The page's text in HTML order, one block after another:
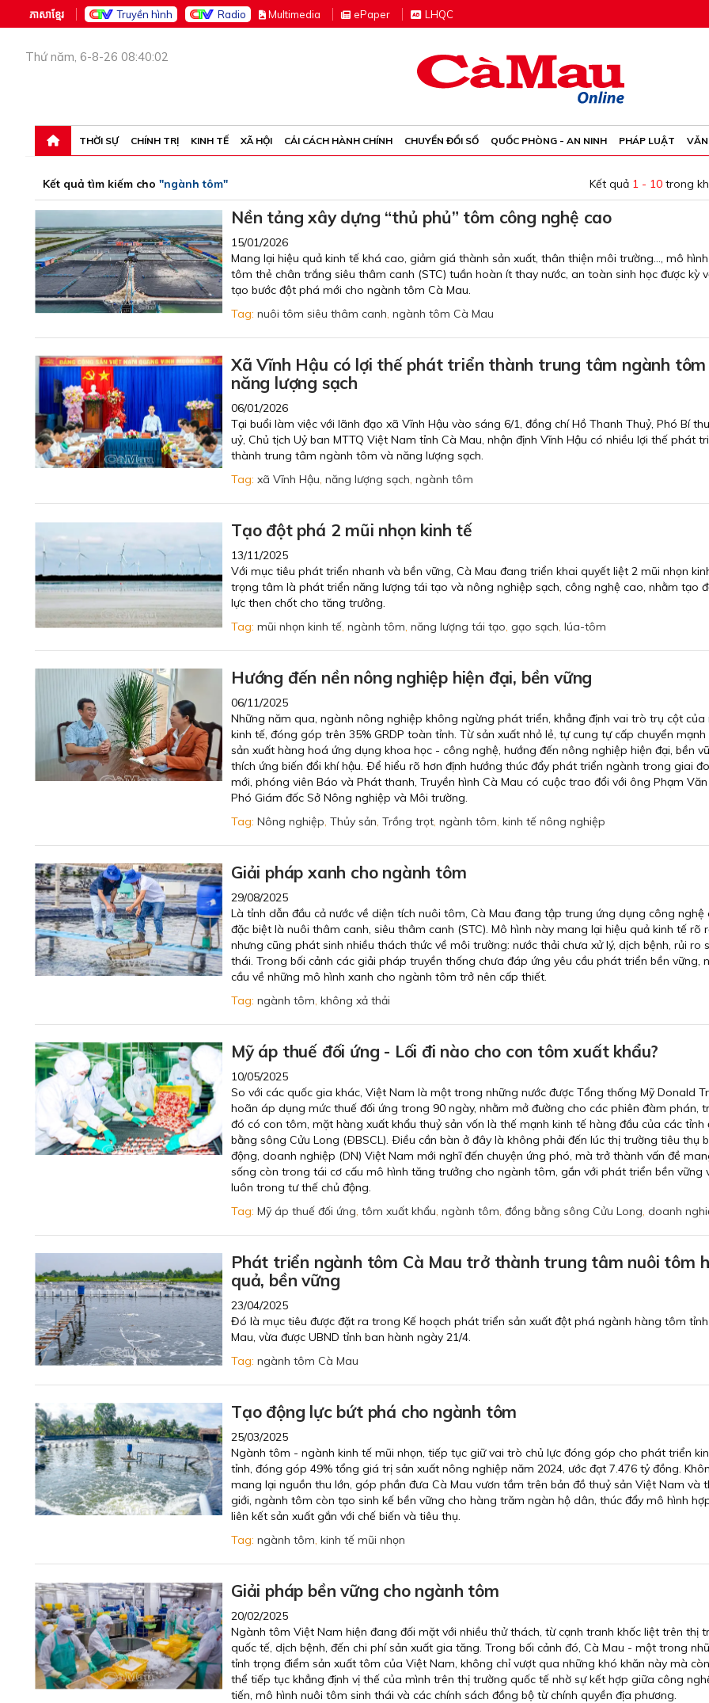
ភាសាខ្មែរ Truyền hình Radio Multimedia ePaper LHQC
Thứ năm, 6-8-26 08:40:02
THỜI SỰ CHÍNH TRỊ KINH TẾ XÃ HỘI CẢI CÁCH HÀNH CHÍNH CHUYỂN ĐỔI SỐ QUỐC PHÒNG - AN NINH PHÁP LUẬT
Kết quả tìm kiếm cho "ngành tôm" Kết quả 1 - 10 trong
Nền tảng xây dựng “thủ phủ” tôm công nghệ cao
15/01/2026
Mang lại hiệu quả kinh tế khá cao, giảm giá thành sản xuất, thân thiện môi trường..., mô
tôm thẻ chân trắng siêu thâm canh (STC) tuần hoàn ít thay nước, an toàn sinh học được kỳ
tạo bước đột phá mới cho ngành tôm Cà Mau.
Tag: nuôi tôm siêu thâm canh, ngành tôm Cà Mau
Xã Vĩnh Hậu có lợi thế phát triển thành trung tâm ngành tôm
năng lượng sạch
06/01/2026
Tại buổi làm việc với lãnh đạo xã Vĩnh Hậu vào sáng 6/1, đồng chí Hồ Thanh Thuỷ, Phó Bí
uỷ, Chủ tịch Uỷ ban MTTQ Việt Nam tỉnh Cà Mau, nhận định Vĩnh Hậu có nhiều lợi thế phát
thành trung tâm ngành tôm và năng lượng sạch.
Tag: xã Vĩnh Hậu, năng lượng sạch, ngành tôm
Tạo đột phá 2 mũi nhọn kinh tế
13/11/2025
Với mục tiêu phát triển nhanh và bền vững, Cà Mau đang triển khai quyết liệt 2 mũi nhọn
trọng tâm là phát triển năng lượng tái tạo và nông nghiệp sạch, công nghệ cao, nhằm tạo
lực then chốt cho tăng trưởng.
Tag: mũi nhọn kinh tế, ngành tôm, năng lượng tái tạo, gạo sạch, lúa-tôm
Hướng đến nền nông nghiệp hiện đại, bền vững
06/11/2025
Những năm qua, ngành nông nghiệp không ngừng phát triển, khẳng định vai trò trụ cột của
kinh tế, đóng góp trên 35% GRDP toàn tỉnh. Từ sản xuất nhỏ lẻ, tự cung tự cấp chuyển mạnh
sản xuất hàng hoá ứng dụng khoa học - công nghệ, hướng đến nông nghiệp hiện đại, bền
thích ứng biến đổi khí hậu. Ðể hiểu rõ hơn định hướng thúc đẩy phát triển ngành trong giai
mới, phóng viên Báo và Phát thanh, Truyền hình Cà Mau có cuộc trao đổi với ông Phạm Văn
Phó Giám đốc Sở Nông nghiệp và Môi trường.
Tag: Nông nghiệp, Thủy sản, Trồng trọt, ngành tôm, kinh tế nông nghiệp
Giải pháp xanh cho ngành tôm
29/08/2025
Là tỉnh dẫn đầu cả nước về diện tích nuôi tôm, Cà Mau đang tập trung ứng dụng công nghệ
đặc biệt là nuôi thâm canh, siêu thâm canh (STC). Mô hình này mang lại hiệu quả kinh tế rõ
nhưng cũng phát sinh nhiều thách thức về môi trường: nước thải chưa xử lý, dịch bệnh, rủi ro
thái. Trong bối cảnh các giải pháp truyền thống chưa đáp ứng yêu cầu phát triển bền vững,
cầu về những mô hình xanh cho ngành tôm trở nên cấp thiết.
Tag: ngành tôm, không xả thải
Mỹ áp thuế đối ứng - Lối đi nào cho con tôm xuất khẩu?
10/05/2025
So với các quốc gia khác, Việt Nam là một trong những nước được Tổng thống Mỹ Donald
hoãn áp dụng mức thuế đối ứng trong 90 ngày, nhằm mở đường cho các phiên đàm phán,
đó có con tôm, mặt hàng xuất khẩu thuỷ sản vốn là thế mạnh kinh tế hàng đầu của các tỉnh
bằng sông Cửu Long (ÐBSCL). Ðiều cần bàn ở đây là không phải đến lúc thị trường tiêu thụ
động, doanh nghiệp (DN) Việt Nam mới nghĩ đến chuyện ứng phó, mà trở thành vấn đề
sống còn trong tái cơ cấu mô hình tăng trưởng cho ngành tôm, gắn với phát triển bền vững
luôn trong tư thế chủ động.
Tag: Mỹ áp thuế đối ứng, tôm xuất khẩu, ngành tôm, đồng bằng sông Cửu Long, doanh
Phát triển ngành tôm Cà Mau trở thành trung tâm nuôi tôm
quả, bền vững
23/04/2025
Đó là mục tiêu được đặt ra trong Kế hoạch phát triển sản xuất đột phá ngành hàng tôm
Mau, vừa được UBND tỉnh ban hành ngày 21/4.
Tag: ngành tôm Cà Mau
Tạo động lực bứt phá cho ngành tôm
25/03/2025
Ngành tôm - ngành kinh tế mũi nhọn, tiếp tục giữ vai trò chủ lực đóng góp cho phát triển
tỉnh, đóng góp 49% tổng giá trị sản xuất nông nghiệp năm 2024, ước đạt 7.476 tỷ đồng.
mang lại nguồn thu lớn, góp phần đưa Cà Mau vươn tầm trên bản đồ thuỷ sản Việt Nam và
giới, ngành tôm còn tạo sinh kế bền vững cho hàng trăm ngàn hộ dân, thúc đẩy mô hình
liên kết sản xuất gắn với chế biến và tiêu thụ.
Tag: ngành tôm, kinh tế mũi nhọn
Giải pháp bền vững cho ngành tôm
20/02/2025
Ngành tôm Việt Nam hiện đang đối mặt với nhiều thử thách, từ cạnh tranh khốc liệt trên thị
quốc tế, dịch bệnh, đến chi phí sản xuất gia tăng. Trong bối cảnh đó, Cà Mau - một trong
tỉnh trọng điểm sản xuất tôm của Việt Nam, không chỉ vượt qua những khó khăn này mà
thể tiếp tục khẳng định vị thế của mình trên thị trường quốc tế nhờ sự kết hợp giữa công
tiến, mô hình nuôi tôm sinh thái và các chính sách đồng bộ từ chính quyền địa phương.